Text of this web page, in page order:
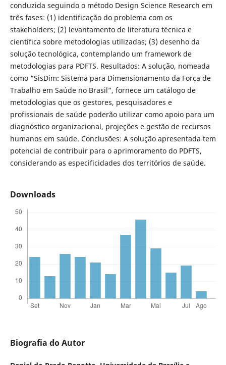
conduzida seguindo o método Design Science Research em
três fases: (1) identificação do problema com os
stakeholders; (2) levantamento de literatura técnica e
científica sobre metodologias utilizadas; (3) desenho da
solução tecnológica, contemplando um framework de
metodologias para PDFTS. Resultados: A solução, nomeada
como “SisDim: Sistema para Dimensionamento da Força de
Trabalho em Saúde no Brasil”, fornece um catálogo de
metodologias que os gestores, pesquisadores e
profissionais de saúde poderão utilizar como apoio para um
diagnóstico organizacional, projeções e gestão de recursos
humanos em saúde. Conclusões: A solução apresentada tem
potencial de contribuir para o aprimoramento do PDFTS,
considerando as especificidades dos territórios de saúde.
Downloads
Biografia do Autor